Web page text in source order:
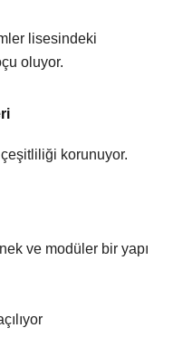
lisesindeki
oluyor.
korunuyor.
ve modüler bir yapı